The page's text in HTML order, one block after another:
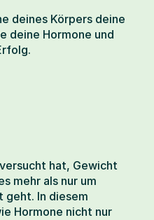
deines Körpers deine
deine Hormone und
hat, Gewicht
mehr als nur um
geht. In diesem
Hormone nicht nur